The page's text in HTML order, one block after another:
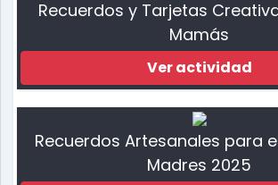
Recuerdos y Tarjetas
Mamás
Ver actividad
Recuerdos Artesanales para
Madres 2025